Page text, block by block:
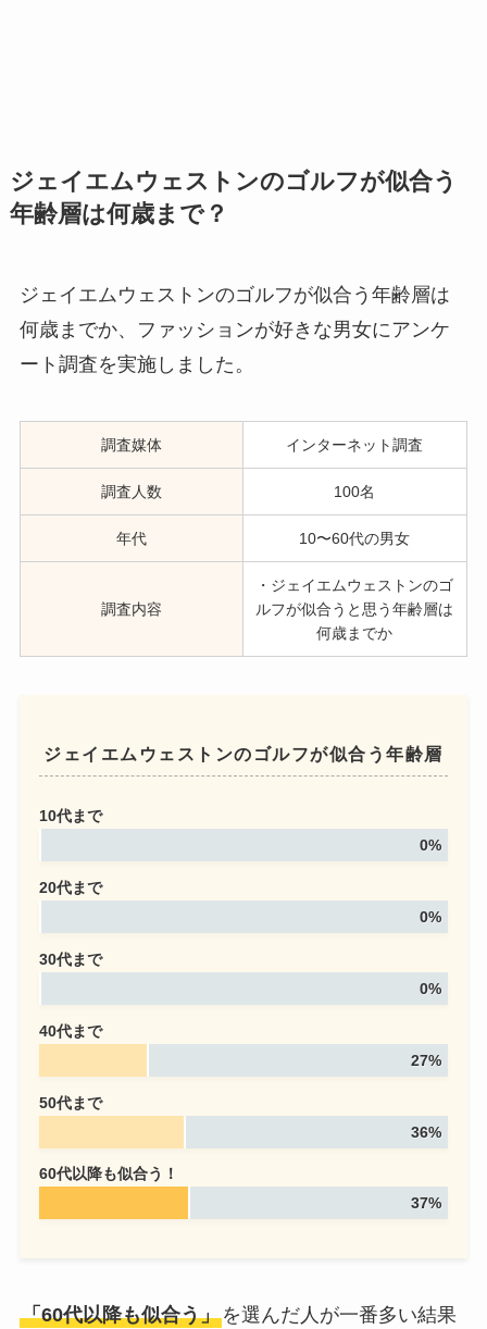
ジェイエムウェストンのゴルフが似合う
年齢層は何歳まで？
ジェイエムウェストンのゴルフが似合う年齢層は
何歳までか、ファッションが好きな男女にアンケ
ート調査を実施しました。
調査媒体 インターネット調査
調査人数 100名
年代 10〜60代の男女
調査内容
・ジェイエムウェストンのゴ
ルフが似合うと思う年齢層は
何歳までか
ジェイエムウェストンのゴルフが似合う年齢層
10代まで
0%
20代まで
0%
30代まで
0%
40代まで
27%
50代まで
36%
60代以降も似合う！
37%
「60代以降も似合う」を選んだ人が一番多い結果